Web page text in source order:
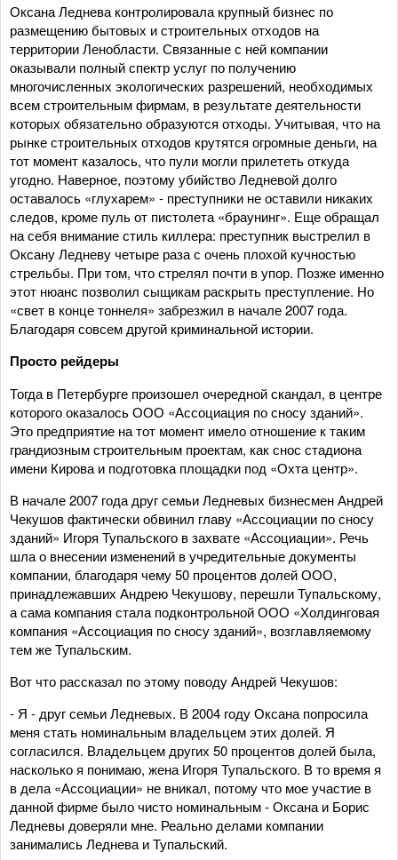
Оксана Леднева контролировала крупный бизнес по
размещению бытовых и строительных отходов на
территории Ленобласти. Связанные с ней компании
оказывали полный спектр услуг по получению
многочисленных экологических разрешений, необходимых
всем строительным фирмам, в результате деятельности
которых обязательно образуются отходы. Учитывая, что на
рынке строительных отходов крутятся огромные деньги, на
тот момент казалось, что пули могли прилететь откуда
угодно. Наверное, поэтому убийство Ледневой долго
оставалось «глухарем» - преступники не оставили никаких
следов, кроме пуль от пистолета «браунинг». Еще обращал
на себя внимание стиль киллера: преступник выстрелил в
Оксану Ледневу четыре раза с очень плохой кучностью
стрельбы. При том, что стрелял почти в упор. Позже именно
этот нюанс позволил сыщикам раскрыть преступление. Но
«свет в конце тоннеля» забрезжил в начале 2007 года.
Благодаря совсем другой криминальной истории.
Просто рейдеры
Тогда в Петербурге произошел очередной скандал, в центре
которого оказалось ООО «Ассоциация по сносу зданий».
Это предприятие на тот момент имело отношение к таким
грандиозным строительным проектам, как снос стадиона
имени Кирова и подготовка площадки под «Охта центр».
В начале 2007 года друг семьи Ледневых бизнесмен Андрей
Чекушов фактически обвинил главу «Ассоциации по сносу
зданий» Игоря Тупальского в захвате «Ассоциации». Речь
шла о внесении изменений в учредительные документы
компании, благодаря чему 50 процентов долей ООО,
принадлежавших Андрею Чекушову, перешли Тупальскому,
а сама компания стала подконтрольной ООО «Холдинговая
компания «Ассоциация по сносу зданий», возглавляемому
тем же Тупальским.
Вот что рассказал по этому поводу Андрей Чекушов:
- Я - друг семьи Ледневых. В 2004 году Оксана попросила
меня стать номинальным владельцем этих долей. Я
согласился. Владельцем других 50 процентов долей была,
насколько я понимаю, жена Игоря Тупальского. В то время я
в дела «Ассоциации» не вникал, потому что мое участие в
данной фирме было чисто номинальным - Оксана и Борис
Ледневы доверяли мне. Реально делами компании
занимались Леднева и Тупальский.